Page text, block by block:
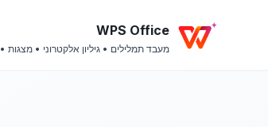
WPS Office
מעבד תמלילים • גיליון אלקטרוני • מצגות • PDF